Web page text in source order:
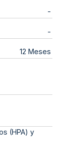
-
-
12 Meses
(HPA) y